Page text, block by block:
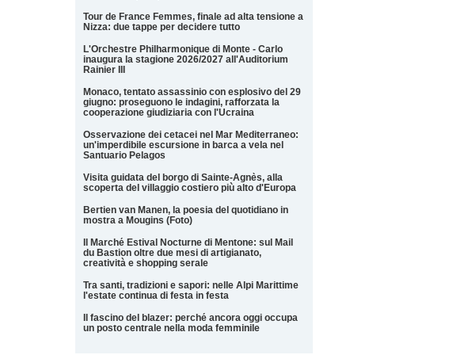
Tour de France Femmes, finale ad alta tensione a
Nizza: due tappe per decidere tutto
L'Orchestre Philharmonique di Monte - Carlo
inaugura la stagione 2026/2027 all'Auditorium
Rainier III
Monaco, tentato assassinio con esplosivo del 29
giugno: proseguono le indagini, rafforzata la
cooperazione giudiziaria con l'Ucraina
Osservazione dei cetacei nel Mar Mediterraneo:
un'imperdibile escursione in barca a vela nel
Santuario Pelagos
Visita guidata del borgo di Sainte-Agnès, alla
scoperta del villaggio costiero più alto d'Europa
Bertien van Manen, la poesia del quotidiano in
mostra a Mougins (Foto)
Il Marché Estival Nocturne di Mentone: sul Mail
du Bastion oltre due mesi di artigianato,
creatività e shopping serale
Tra santi, tradizioni e sapori: nelle Alpi Marittime
l'estate continua di festa in festa
Il fascino del blazer: perché ancora oggi occupa
un posto centrale nella moda femminile